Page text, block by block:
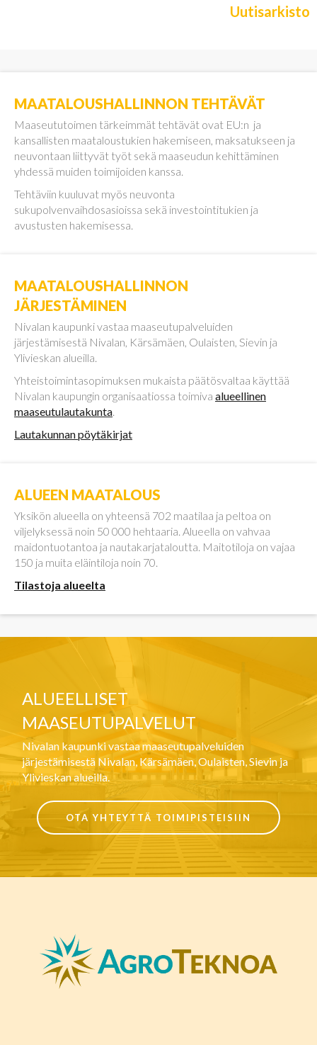
Uutisarkisto
MAATALOUSHALLINNON TEHTÄVÄT
Maaseututoimen tärkeimmät tehtävät ovat EU:n ja
kansallisten maataloustukien hakemiseen, maksatukseen ja
neuvontaan liittyvät työt sekä maaseudun kehittäminen
yhdessä muiden toimijoiden kanssa.
Tehtäviin kuuluvat myös neuvonta
sukupolvenvaihdosasioissa sekä investointitukien ja
avustusten hakemisessa.
MAATALOUSHALLINNON
JÄRJESTÄMINEN
Nivalan kaupunki vastaa maaseutupalveluiden
järjestämisestä Nivalan, Kärsämäen, Oulaisten, Sievin ja
Ylivieskan alueilla.
Yhteistoimintasopimuksen mukaista päätösvaltaa käyttää
Nivalan kaupungin organisaatiossa toimiva alueellinen
maaseutulautakunta
Lautakunnan pöytäkirjat
ALUEEN MAATALOUS
Yksikön alueella on yhteensä 702 maatilaa ja peltoa on
viljelyksessä noin 50 000 hehtaaria. Alueella on vahvaa
maidontuotantoa ja nautakarjataloutta. Maitotiloja on vajaa
150 ja muita eläintiloja noin 70.
Tilastoja alueelta
ALUEELLISET
MAASEUTUPALVELUT
Nivalan kaupunki vastaa maaseutupalveluiden
järjestämisestä Nivalan, Kärsämäen, Oulaisten, Sievin ja
Ylivieskan alueilla.
OTA YHTEYTTÄ TOIMIPISTEISIIN